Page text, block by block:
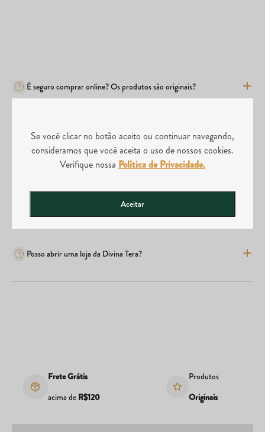
Se você clicar no botão aceito ou continuar navegando,
consideramos que você aceita o uso de nossos cookies.
Verifique nossa Política de Privacidade.
Aceitar
É seguro comprar online? Os produtos são originais?
Quais são os métodos de pagamento?
Posso abrir uma loja da Divina Tera?
Frete Grátis
acima de R$120
Produtos
Originais